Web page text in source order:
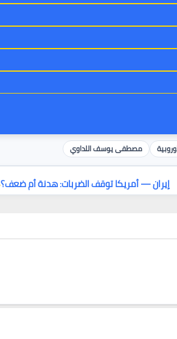
مصطفى يوسف اللداوي
إيران — أمريكا توقف الضربات: هدنة أم ضعف؟